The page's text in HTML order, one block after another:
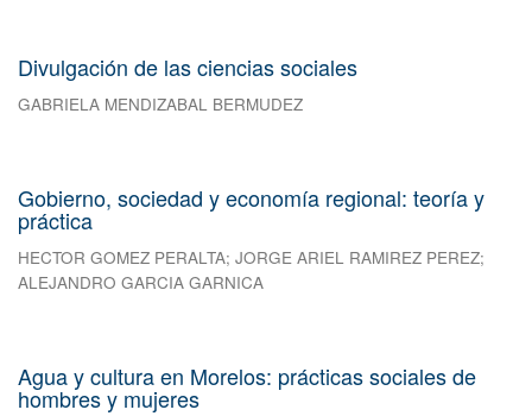
Divulgación de las ciencias sociales
GABRIELA MENDIZABAL BERMUDEZ
Gobierno, sociedad y economía regional: teoría y
práctica
HECTOR GOMEZ PERALTA; JORGE ARIEL RAMIREZ PEREZ;
ALEJANDRO GARCIA GARNICA
Agua y cultura en Morelos: prácticas sociales de
hombres y mujeres